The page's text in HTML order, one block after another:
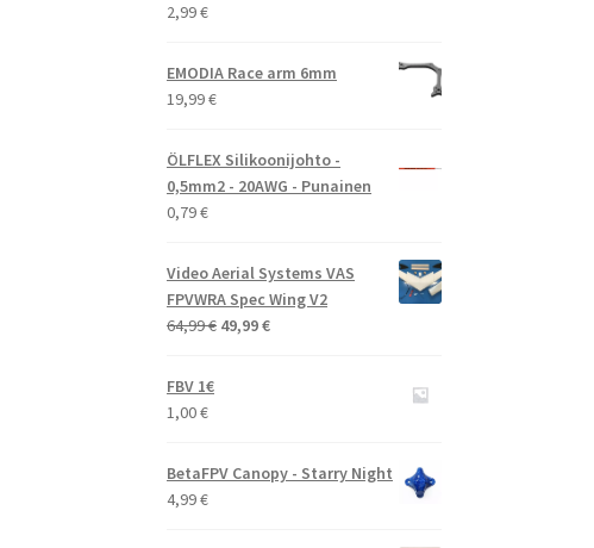
2,99€
EMODIA Race arm 6mm
19,99€
ÖLFLEX Silikoonijohto -
0,5mm2 - 20AWG - Punainen
0,79€
Video Aerial Systems VAS
FPVWRA Spec Wing V2
64,99€ Alkuperäinen
49,99€Nykyinen
FBV 1€
1,00€
BetaFPV Canopy - Starry Night
4,99€